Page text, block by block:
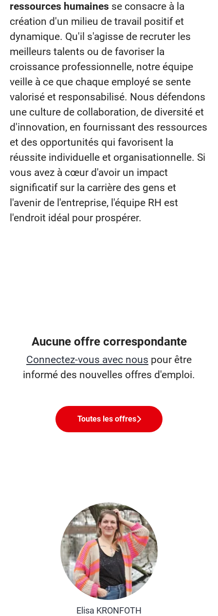
ressources humaines se consacre à la
création d'un milieu de travail positif et
dynamique. Qu'il s'agisse de recruter les
meilleurs talents ou de favoriser la
croissance professionnelle, notre équipe
veille à ce que chaque employé se sente
valorisé et responsabilisé. Nous défendons
une culture de collaboration, de diversité et
d'innovation, en fournissant des ressources
et des opportunités qui favorisent la
réussite individuelle et organisationnelle. Si
vous avez à cœur d'avoir un impact
significatif sur la carrière des gens et
l'avenir de l'entreprise, l'équipe RH est
l'endroit idéal pour prospérer.
Aucune offre correspondante
Connectez-vous avec nous pour être
informé des nouvelles offres d'emploi.
Toutes les offres
Elisa KRONFOTH